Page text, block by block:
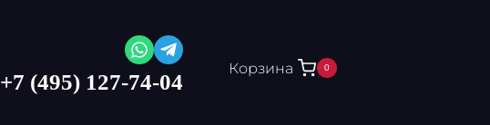
+7 (495) 127-74-04
Корзина 0